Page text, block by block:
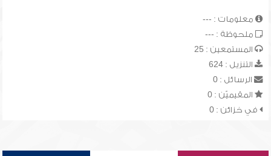
معلومات : ---
ملحوظة : ---
المستمعين : 25
التنزيل : 624
الرسائل : 0
المقيميّن : 0
في خزائن : 0